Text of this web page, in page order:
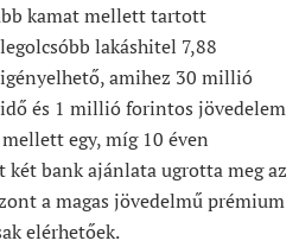
kamat mellett tartott
lakáshitel 7,88
amihez 30 millió
és 1 millió forintos jövedelem
egy, míg 10 éven
bank ajánlata ugrotta meg az
a magas jövedelmű prémium
elérhetőek.